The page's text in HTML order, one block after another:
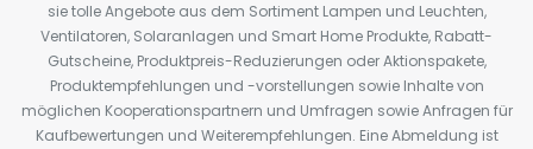
sie tolle Angebote aus dem Sortiment Lampen und Leuchten,
Ventilatoren, Solaranlagen und Smart Home Produkte, Rabatt-
Gutscheine, Produktpreis-Reduzierungen oder Aktionspakete,
Produktempfehlungen und -vorstellungen sowie Inhalte von
möglichen Kooperationspartnern und Umfragen sowie Anfragen für
Kaufbewertungen und Weiterempfehlungen. Eine Abmeldung ist